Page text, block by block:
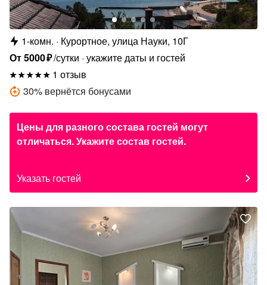
1-комн.
Курортное, улица Науки, 10Г
От5000₽/сутки укажите даты и гостей
1 отзыв
30% вернётся бонусами
Цены для разного состава гостей могут
отличаться. Укажите состав гостей.
Указать гостей